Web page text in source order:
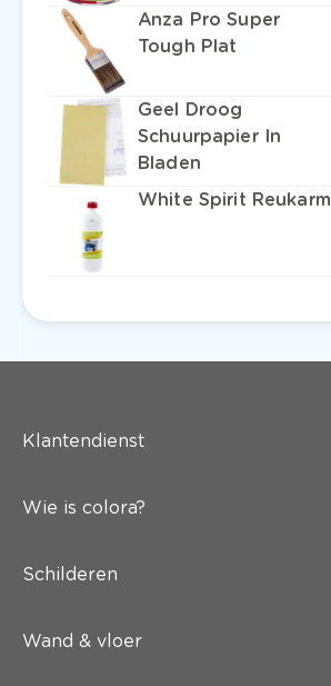
Anza Pro Super
Tough Plat
Geel Droog
Schuurpapier In
Bladen
White Spirit Reukarm
Klantendienst
Wie is colora?
Schilderen
Wand & vloer